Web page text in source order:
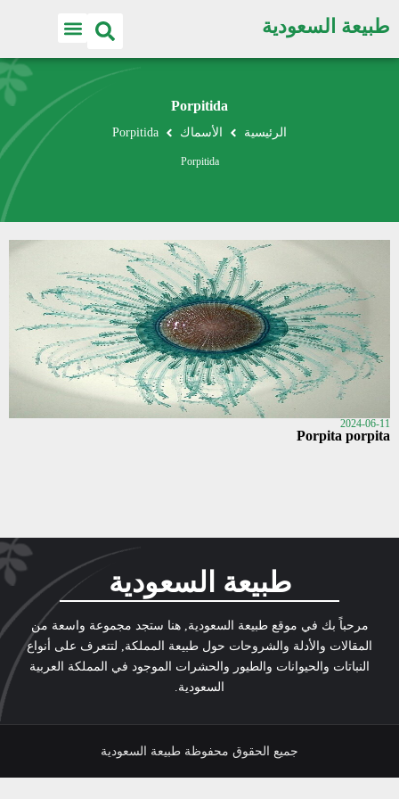
طبيعة السعودية
Porpitida
الرئيسية الأسماك Porpitida
Porpitida
2024-06-11
Porpita porpita
طبيعة السعودية
مرحباً بك في موقع طبيعة السعودية, هنا ستجد مجموعة واسعة من
المقالات والأدلة والشروحات حول طبيعة المملكة, لتتعرف على أنواع
النباتات والحيوانات والطيور والحشرات الموجود في المملكة العربية
السعودية.
جميع الحقوق محفوظة طبيعة السعودية